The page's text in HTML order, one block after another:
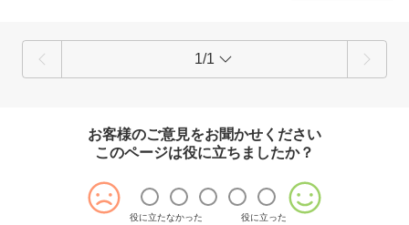
1/1
お客様のご意見をお聞かせください
このページは役に立ちましたか？
役に立たなかった 役に立った